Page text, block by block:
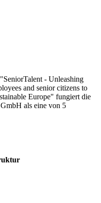
- Unleashing
and senior citizens to
Europe" fungiert die
als eine von 5